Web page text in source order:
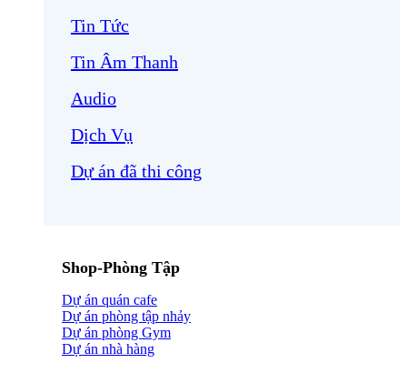
Tin Tức
Tin Âm Thanh
Audio
Dịch Vụ
Dự án đã thi công
Shop-Phòng Tập
Dự án quán cafe
Dự án phòng tập nhảy
Dự án phòng Gym
Dự án nhà hàng